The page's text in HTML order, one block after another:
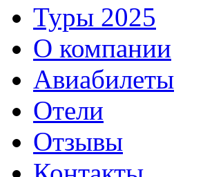
Туры 2025
О компании
Авиабилеты
Отели
Отзывы